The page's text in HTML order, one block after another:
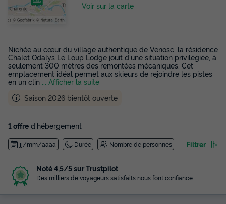
Voir sur la carte
Nichée au cœur du village authentique de Venosc, la résidence
Chalet Odalys Le Loup Lodge jouit d'une situation privilégiée, à
seulement 300 mètres des remontées mécaniques. Cet
emplacement idéal permet aux skieurs de rejoindre les pistes
en un clin
... Afficher la suite
Saison 2026 bientôt ouverte
1 offre d'hébergement
jj/mm/aaaa Durée Nombre de personnes Filtrer
Noté 4,5/5 sur Trustpilot
Des milliers de voyageurs satisfaits nous font confiance